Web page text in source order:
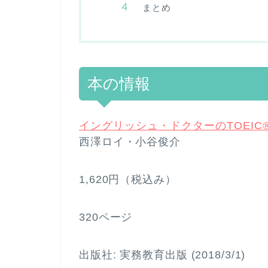
まとめ
本の情報
イングリッシュ・ドクターの
西澤ロイ・小谷俊介
1,620円（税込み）
320ページ
出版社: 実務教育出版 (2018/3/1)